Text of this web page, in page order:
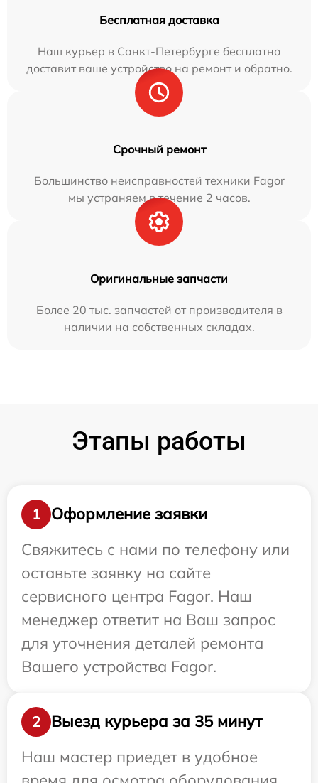
Бесплатная доставка
Наш курьер в Санкт-Петербурге бесплатно
доставит ваше устройство на ремонт и обратно.
Срочный ремонт
Большинство неисправностей техники Fagor
мы устраняем в течение 2 часов.
Оригинальные запчасти
Более 20 тыс. запчастей от производителя в
наличии на собственных складах.
Этапы работы
1
Оформление заявки
Свяжитесь с нами по телефону или
оставьте заявку на сайте
сервисного центра Fagor. Наш
менеджер ответит на Ваш запрос
для уточнения деталей ремонта
Вашего устройства Fagor.
2
Выезд курьера за 35 минут
Наш мастер приедет в удобное